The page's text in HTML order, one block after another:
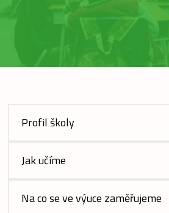
Profil školy
Jak učíme
Na co se ve výuce zaměřujeme